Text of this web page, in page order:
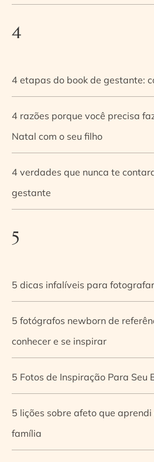
4
4 etapas do book de gestante:
4 razões porque você precisa
Natal com o seu filho
4 verdades que nunca te
gestante
5
5 dicas infalíveis para
5 fotógrafos newborn de
conhecer e se inspirar
5 Fotos de Inspiração Para Seu
5 lições sobre afeto que
família